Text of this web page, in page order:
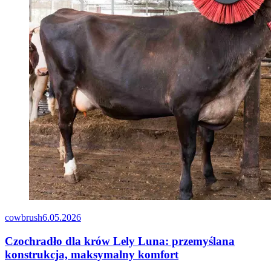
cowbrush6.05.2026
Czochradło dla krów Lely Luna: przemyślana
konstrukcja, maksymalny komfort